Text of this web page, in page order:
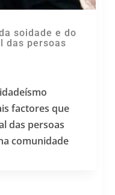
soidade e do
das persoas
factores que
das persoas
comunidade